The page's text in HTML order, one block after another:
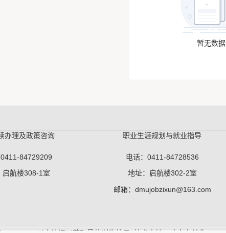
暂无数据
办理及政策咨询 职业生涯规划与就业指导
84729209
电话：0411-84728536
启航楼308-1室
地址：启航楼302-2室
邮箱：dmujobzixun@163.com